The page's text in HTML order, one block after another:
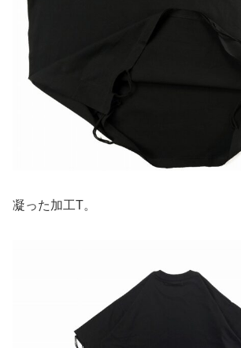
凝った加工T。